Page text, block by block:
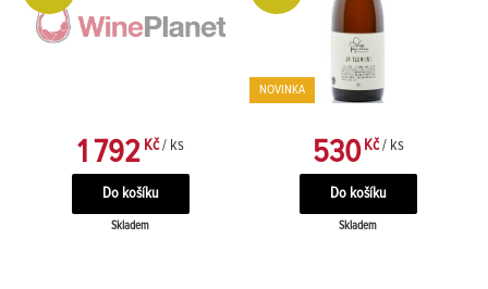
1 792 Kč / ks
Skladem
NOVINKA
530Kč / ks
Skladem